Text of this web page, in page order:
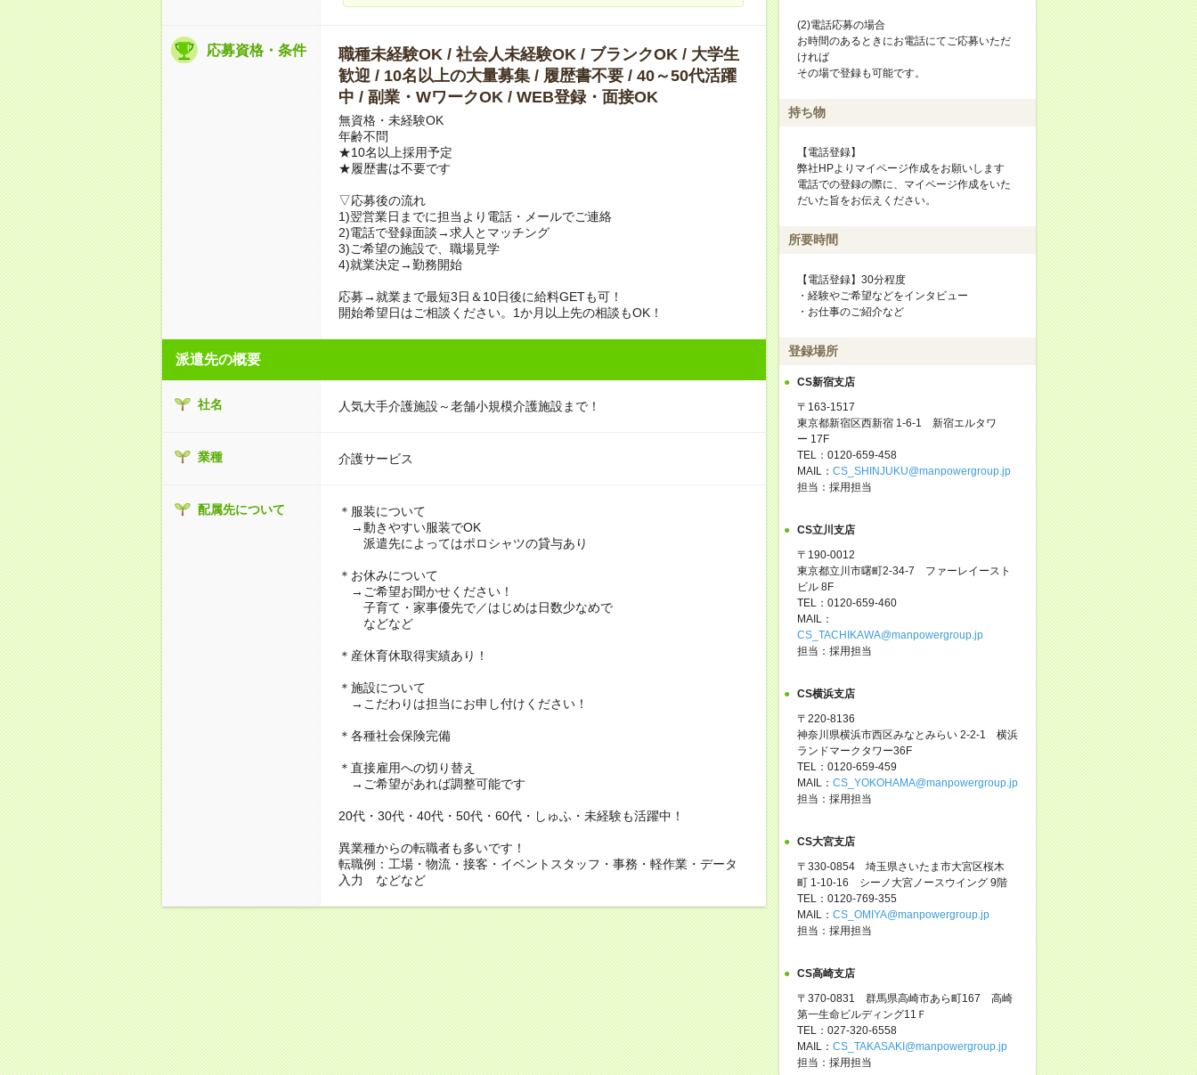
応募資格・条件
職種未経験OK / 社会人未経験OK / ブランクOK / 大学生
歓迎 / 10名以上の大量募集 / 履歴書不要 / 40～50代活躍
中 / 副業・WワークOK / WEB登録・面接OK
無資格・未経験OK
年齢不問
★10名以上採用予定
★履歴書は不要です
▽応募後の流れ
1)翌営業日までに担当より電話・メールでご連絡
2)電話で登録面談→求人とマッチング
3)ご希望の施設で、職場見学
4)就業決定→勤務開始
応募→就業まで最短3日＆10日後に給料GETも可！
開始希望日はご相談ください。1か月以上先の相談もOK！
派遣先の概要
社名 人気大手介護施設～老舗小規模介護施設まで！
業種 介護サービス
配属先について
＊服装について
→動きやすい服装でOK
派遣先によってはポロシャツの貸与あり
＊お休みについて
→ご希望お聞かせください！
子育て・家事優先で／はじめは日数少なめで
などなど
＊産休育休取得実績あり！
＊施設について
→こだわりは担当にお申し付けください！
＊各種社会保険完備
＊直接雇用への切り替え
→ご希望があれば調整可能です
20代・30代・40代・50代・60代・しゅふ・未経験も活躍中！
異業種からの転職者も多いです！
転職例：工場・物流・接客・イベントスタッフ・事務・軽作業・データ
入力 などなど
(2)電話応募の場合
お時間のあるときにお電話にてご応募いただ
ければ
その場で登録も可能です。
持ち物
【電話登録】
弊社HPよりマイページ作成をお願いします
電話での登録の際に、マイページ作成をいた
だいた旨をお伝えください。
所要時間
【電話登録】30分程度
・経験やご希望などをインタビュー
・お仕事のご紹介など
登録場所
CS新宿支店
〒163-1517
東京都新宿区西新宿 1-6-1 新宿エルタワ
ー 17F
TEL：0120-659-458
MAIL： CS_SHINJUKU@manpowergroup.jp
担当：採用担当
CS立川支店
〒190-0012
東京都立川市曙町2-34-7 ファーレイースト
ビル 8F
TEL：0120-659-460
MAIL：
CS_TACHIKAWA@manpowergroup.jp
担当：採用担当
CS横浜支店
〒220-8136
神奈川県横浜市西区みなとみらい 2-2-1 横浜
ランドマークタワー36F
TEL：0120-659-459
MAIL： CS_YOKOHAMA@manpowergroup.jp
担当：採用担当
CS大宮支店
〒330-0854 埼玉県さいたま市大宮区桜木
町 1-10-16 シーノ大宮ノースウイング 9階
TEL：0120-769-355
MAIL： CS_OMIYA@manpowergroup.jp
担当：採用担当
CS高崎支店
〒370-0831 群馬県高崎市あら町167 高崎
第一生命ビルディング11Ｆ
TEL：027-320-6558
MAIL： CS_TAKASAKI@manpowergroup.jp
担当：採用担当